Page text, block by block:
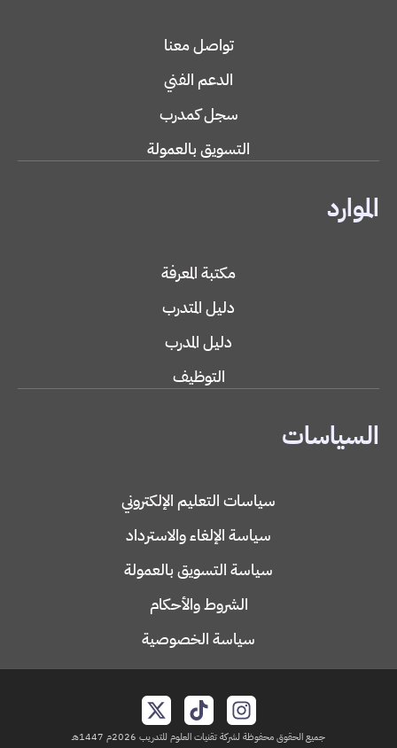
تواصل معنا
الدعم الفني
سجل كمدرب
التسويق بالعمولة
الموارد
مكتبة المعرفة
دليل المتدرب
دليل المدرب
التوظيف
السياسات
سياسات التعليم الإلكتروني
سياسة الإلغاء والاسترداد
سياسة التسويق بالعمولة
الشروط والأحكام
سياسة الخصوصية
جميع الحقوق محفوظة لشركة تقنيات العلوم للتدريب 2026م 1447هـ